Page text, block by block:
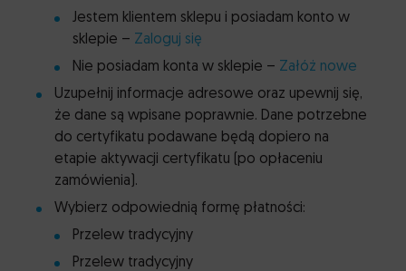
Jestem klientem sklepu i posiadam konto w
sklepie – Zaloguj się
Nie posiadam konta w sklepie – Załóż nowe
Uzupełnij informacje adresowe oraz upewnij się,
że dane są wpisane poprawnie. Dane potrzebne
do certyfikatu podawane będą dopiero na
etapie aktywacji certyfikatu (po opłaceniu
zamówienia).
Wybierz odpowiednią formę płatności:
Przelew tradycyjny
Przelew tradycyjny